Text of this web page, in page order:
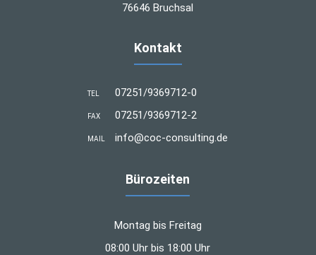
76646 Bruchsal
Kontakt
TEL 07251/9369712-0
FAX 07251/9369712-2
MAIL info@coc-consulting.de
Bürozeiten
Montag bis Freitag
08:00 Uhr bis 18:00 Uhr